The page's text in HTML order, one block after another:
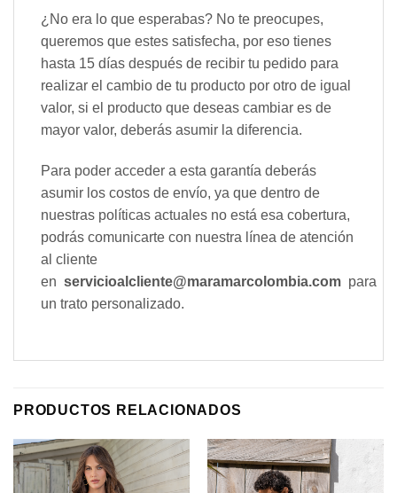
¿No era lo que esperabas? No te preocupes,
queremos que estes satisfecha, por eso tienes
hasta 15 días después de recibir tu pedido para
realizar el cambio de tu producto por otro de igual
valor, si el producto que deseas cambiar es de
mayor valor, deberás asumir la diferencia.
Para poder acceder a esta garantía deberás
asumir los costos de envío, ya que dentro de
nuestras políticas actuales no está esa cobertura,
podrás comunicarte con nuestra línea de atención
al cliente
en servicioalcliente@maramarcolombia.com para
un trato personalizado.
PRODUCTOS RELACIONADOS